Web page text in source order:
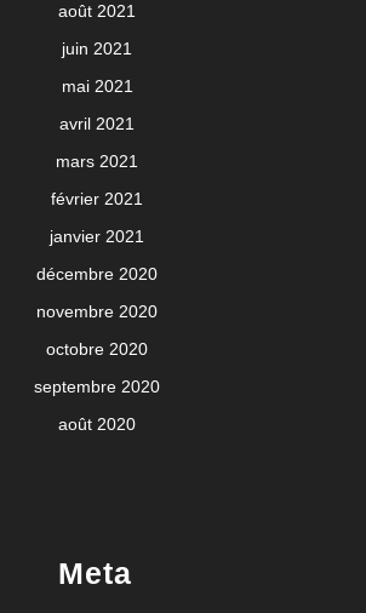
août 2021
juin 2021
mai 2021
avril 2021
mars 2021
février 2021
janvier 2021
décembre 2020
novembre 2020
octobre 2020
septembre 2020
août 2020
Meta